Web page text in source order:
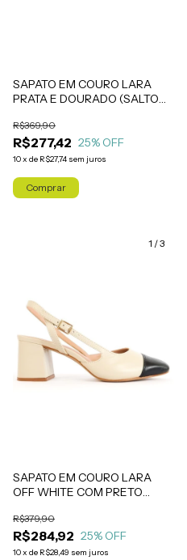
SAPATO EM COURO LARA
PRATA E DOURADO (SALTO
R$277,42
R$369,90
25% OFF
10x de R$27,74 sem juros
Comprar
1 /3
SAPATO EM COURO LARA
OFF WHITE COM PRETO
R$284,92
R$379,90
25% OFF
10x de R$28,49 sem juros